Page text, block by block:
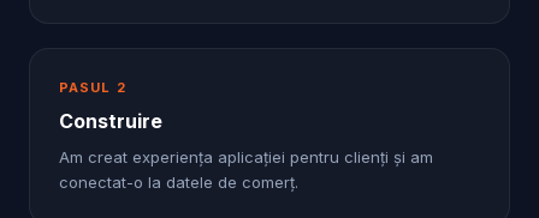
PASUL 2
Construire
Am creat experiența aplicației pentru clienți și am
conectat-o la datele de comerț.